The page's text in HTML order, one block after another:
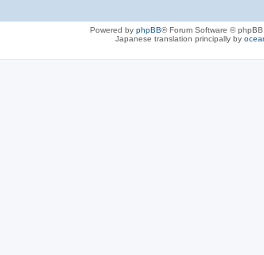
Powered by phpBB® Forum Software © phpBB
Japanese translation principally by